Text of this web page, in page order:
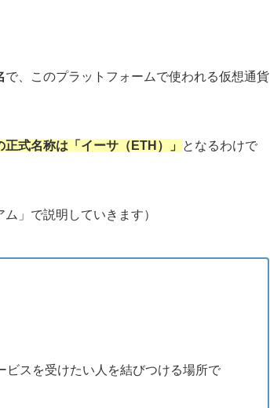
で、このプラットフォームで使われる仮想通貨
式名称は「イーサ（ETH）」
となるわけで
」で説明していきます）
ビスを受けたい人を結びつける場所で